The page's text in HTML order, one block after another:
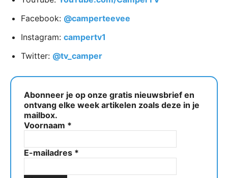
Facebook: @camperteevee
Instagram: campertv1
Twitter: @tv_camper
Abonneer je op onze gratis nieuwsbrief en
ontvang elke week artikelen zoals deze in je
mailbox.
Voornaam *
E-mailadres *